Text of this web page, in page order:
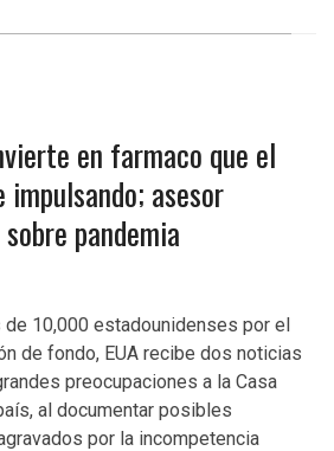
en farmaco que el
asesor
pandemia
de 10,000 estadounidenses por el
de fondo, EUA recibe dos noticias
preocupaciones a la Casa
al documentar posibles
por la incompetencia